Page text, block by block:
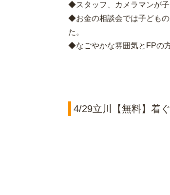
◆スタッフ、カメラマンが子
◆お金の相談会では子ども
た。
◆なごやかな雰囲気とFPの
4/29立川【無料】着